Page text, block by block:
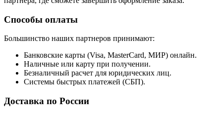
Способы оплаты
Большинство наших партнеров принимают:
Банковские карты (Visa, MasterCard, МИР) онлайн.
Наличные или карту при получении.
Безналичный расчет для юридических лиц.
Системы быстрых платежей (СБП).
Доставка по России